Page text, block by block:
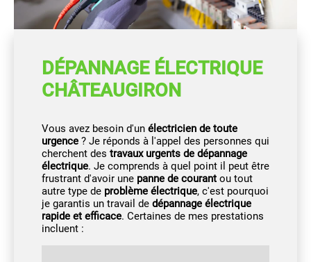
DÉPANNAGE ÉLECTRIQUE
CHÂTEAUGIRON
Vous avez besoin d'un électricien de toute
urgence ? Je réponds à l'appel des personnes qui
cherchent des travaux urgents de dépannage
électrique. Je comprends à quel point il peut être
frustrant d'avoir une panne de courant ou tout
autre type de problème électrique, c'est pourquoi
je garantis un travail de dépannage électrique
rapide et efficace. Certaines de mes prestations
incluent :